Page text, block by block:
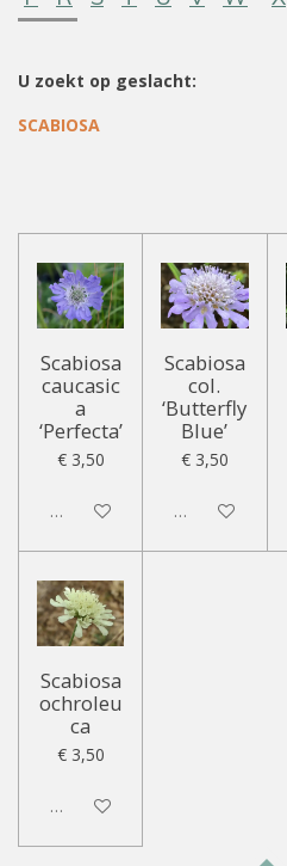
U zoekt op geslacht:
SCABIOSA
Scabiosa
caucasic
a
‘Perfecta’
€ 3,50
Uitgeschakeld
Scabiosa
col.
‘Butterfly
Blue’
€ 3,50
Uitgeschakeld
Scabiosa
ochroleu
ca
€ 3,50
Uitgeschakeld